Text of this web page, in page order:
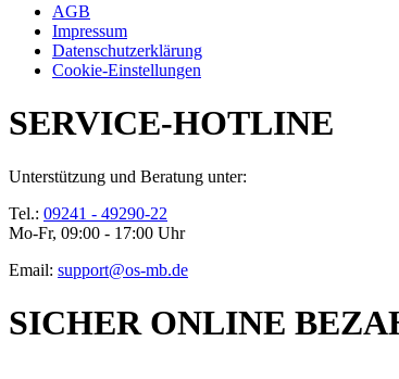
AGB
Impressum
Datenschutzerklärung
Cookie-Einstellungen
SERVICE-HOTLINE
Unterstützung und Beratung unter:
Tel.: 09241 - 49290-22
Mo-Fr, 09:00 - 17:00 Uhr
Email: support@os-mb.de
SICHER ONLINE